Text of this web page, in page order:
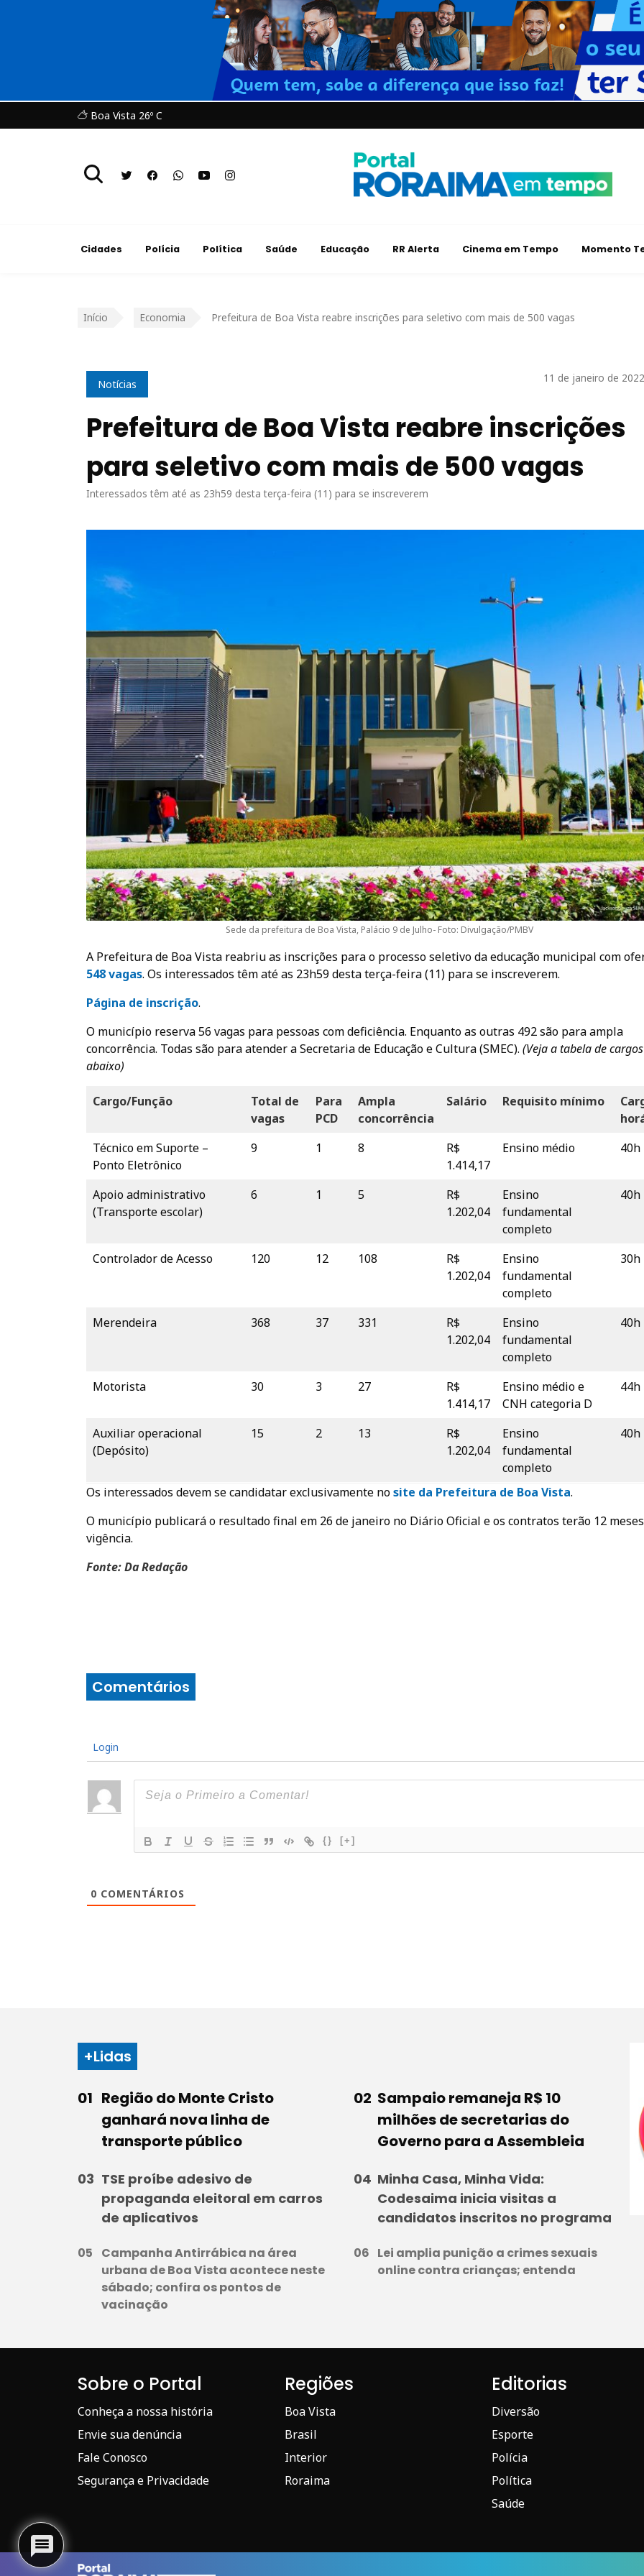
Boa Vista 26º C
Cidades Polícia Política Saúde Educação RR Alerta Cinema em Tempo Momento
Início Economia Prefeitura de Boa Vista reabre inscrições para seletivo com mais de 500 vagas
Notícias 11 de janeiro de
Prefeitura de Boa Vista reabre inscrições
para seletivo com mais de 500 vagas
Interessados têm até as 23h59 desta terça-feira (11) para se inscreverem
Sede da prefeitura de Boa Vista, Palácio 9 de Julho- Foto: Divulgação/PMBV
A Prefeitura de Boa Vista reabriu as inscrições para o processo seletivo da educação municipal com
548 vagas. Os interessados têm até as 23h59 desta terça-feira (11) para se inscreverem.
Página de inscrição.
O município reserva 56 vagas para pessoas com deficiência. Enquanto as outras 492 são para ampla
concorrência. Todas são para atender a Secretaria de Educação e Cultura (SMEC). (Vejaa tabela de cargos
abaixo)
Cargo/Função
Total de
vagas
Para
PCD
Ampla
concorrência
Salário Requisito mínimo
Técnico em Suporte –
Ponto Eletrônico
9 1 8
R$
1.414,17
Ensino médio 40h
Apoio administrativo
(Transporte escolar)
6 1 5
R$
1.202,04
Ensino
fundamental
completo
40h
Controlador de Acesso 120 12 108
R$
1.202,04
Ensino
fundamental
completo
30h
Merendeira 368 37 331
R$
1.202,04
Ensino
fundamental
completo
40h
Motorista 30 3 27
R$
1.414,17
Ensino médio e
CNH categoria D
44h
Auxiliar operacional
(Depósito)
15 2 13
R$
1.202,04
Ensino
fundamental
completo
40h
Os interessados devem se candidatar exclusivamente nosite da Prefeitura de Boa Vista.
O município publicará o resultado final em 26 de janeiro no Diário Oficial e os contratos terão 12
vigência.
Fonte: Da Redação
Comentários
Login
{} [+]
0 COMENTÁRIOS
+Lidas
Região do Monte Cristo
ganhará nova linha de
transporte público
Sampaio remaneja R$ 10
milhões de secretarias do
Governo para a Assembleia
TSE proíbe adesivo de
propaganda eleitoral em carros
de aplicativos
Minha Casa, Minha Vida:
Codesaima inicia visitas a
candidatos inscritos no programa
Campanha Antirrábica na área
urbana de Boa Vista acontece neste
sábado; confira os pontos de
vacinação
Lei amplia punição a crimes sexuais
online contra crianças; entenda
Sobre o Portal
Conheça a nossa história
Envie sua denúncia
Fale Conosco
Segurança e Privacidade
Regiões
Boa Vista
Brasil
Interior
Roraima
Editorias
Diversão
Esporte
Polícia
Política
Saúde